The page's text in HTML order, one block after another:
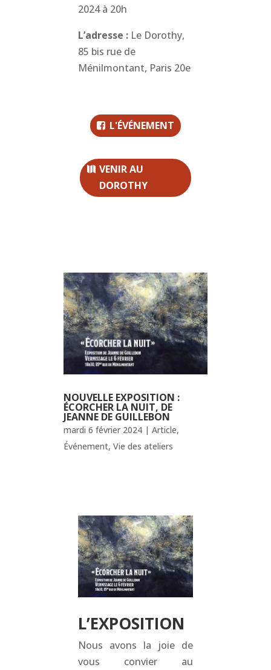
2024 à 20h
L’adresse :Le Dorothy,
85 bis rue de
Ménilmontant, Paris 20e
L'ÉVÉNEMENT
VENIR AU
DOROTHY
NOUVELLE EXPOSITION :
ÉCORCHER LA NUIT, DE
JEANNE DE GUILLEBON
mardi 6 février 2024| Article,
Événement, Vie des ateliers
L’EXPOSITION
Nous avons la joie de
vous convier au